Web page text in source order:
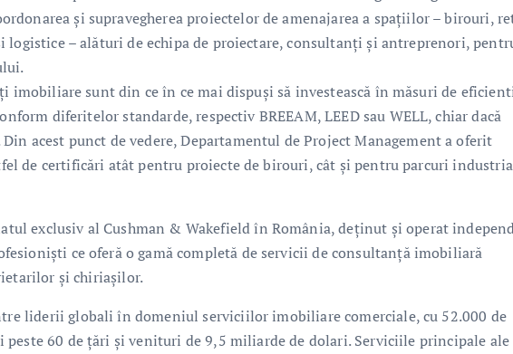
și supravegherea proiectelor de amenajarea a spațiilor – birouri,
– alături de echipa de proiectare, consultanți și antreprenori,
sunt din ce în ce mai dispuși să investească în măsuri de
diferitelor standarde, respectiv BREEAM, LEED sau WELL, chiar dacă
acest punct de vedere, Departamentul de Project Management a oferit
de certificări atât pentru proiecte de birouri, cât și pentru parcuri
exclusiv al Cushman & Wakefield în România, deținut și operat
ce oferă o gamă completă de servicii de consultanţă imobiliară
și chiriașilor.
liderii globali în domeniul serviciilor imobiliare comerciale, cu 52.000 de
60 de țări și venituri de 9,5 miliarde de dolari. Serviciile principale ale